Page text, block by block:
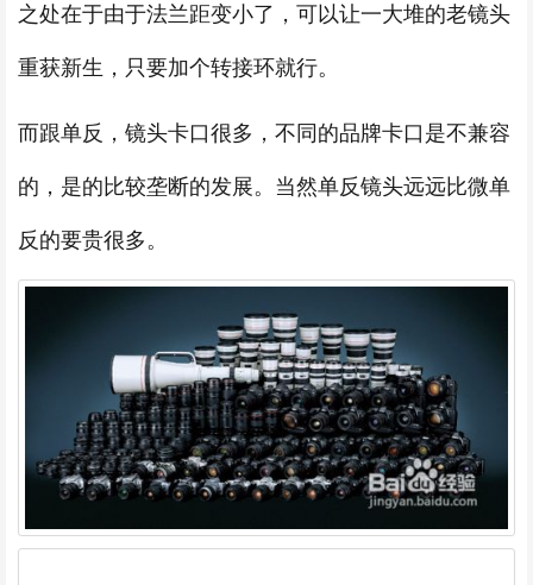
之处在于由于法兰距变小了，可以让一大堆的老镜头
重获新生，只要加个转接环就行。
而跟单反，镜头卡口很多，不同的品牌卡口是不兼容
的，是的比较垄断的发展。当然单反镜头远远比微单
反的要贵很多。